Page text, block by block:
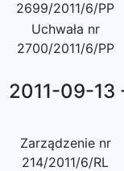
2699/2011/6/PP
Uchwała nr
2700/2011/6/PP
2011-09-13
Zarządzenie nr
214/2011/6/RL